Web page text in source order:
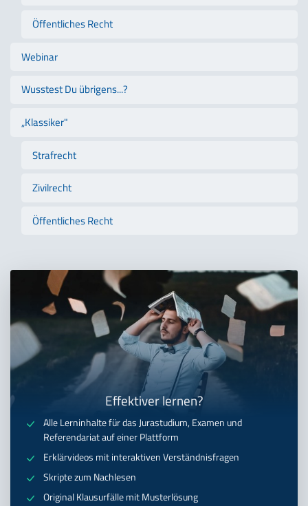
Öffentliches Recht
Webinar
Wusstest Du übrigens...?
„Klassiker"
Strafrecht
Zivilrecht
Öffentliches Recht
Effektiver lernen?
Alle Lerninhalte für das Jurastudium, Examen und
Referendariat auf einer Plattform
Erklärvideos mit interaktiven Verständnisfragen
Skripte zum Nachlesen
Original Klausurfälle mit Musterlösung